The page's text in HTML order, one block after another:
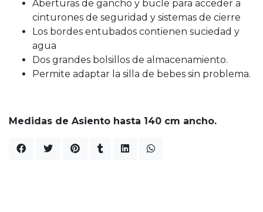
Aberturas de gancho y bucle para acceder a
cinturones de seguridad y sistemas de cierre
Los bordes entubados contienen suciedad y
agua
Dos grandes bolsillos de almacenamiento.
Permite adaptar la silla de bebes sin problema.
Medidas de Asiento hasta 140 cm ancho.